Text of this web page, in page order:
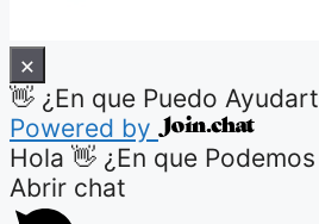
×
👋 ¿En que Puedo
Powered by
Hola 👋 ¿En que
Abrir chat